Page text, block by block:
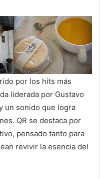
por los hits más
liderada por Gustavo
un sonido que logra
QR se destaca por
pensado tanto para
revivir la esencia del